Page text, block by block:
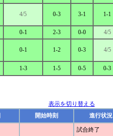
4/5 0-3 3-1 1-1
0-1 2-3 0-0 4/5
0-1 1-2 0-3 4/5
1-3 1-5 0-5 0-3
表示を切り替える
開始時刻 進行状況
試合終了